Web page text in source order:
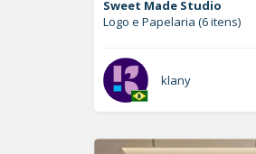
Sweet Made Studio
Logo e Papelaria (6 itens)
klany